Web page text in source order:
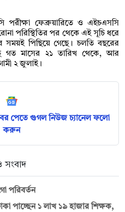
পরীক্ষা ফেব্রুয়ারিতে ও এইচএসসি
পরিস্থিতির পর থেকে এই সূচি ধরে
সময়ই পিছিয়ে গেছে। চলতি বছরের
গত মাসের ২১ তারিখ থেকে, আর
২ জুলাই।
পেতে গুগল নিউজ চ্যানেল ফলো
করুন
পরিবর্তন
পাচ্ছেন ১ লাখ ১৯ হাজার শিক্ষক,